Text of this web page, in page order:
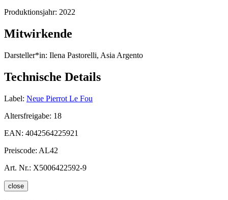
Produktionsjahr: 2022
Mitwirkende
Darsteller*in: Ilena Pastorelli, Asia Argento
Technische Details
Label: Neue Pierrot Le Fou
Altersfreigabe: 18
EAN: 4042564225921
Preiscode: AL42
Art. Nr.: X5006422592-9
close